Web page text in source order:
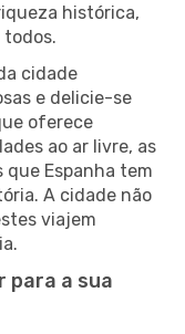
histórica,
cidade
e delicie-se
oferece
ao ar livre, as
Espanha tem
A cidade não
viajem
para a sua